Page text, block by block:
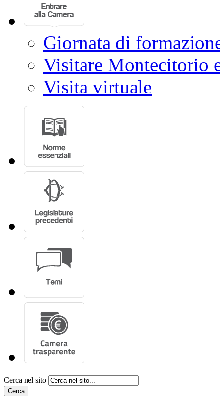
Giornata di
Visitare Montecitorio
Visita virtuale
Cerca nel sito
Cerca